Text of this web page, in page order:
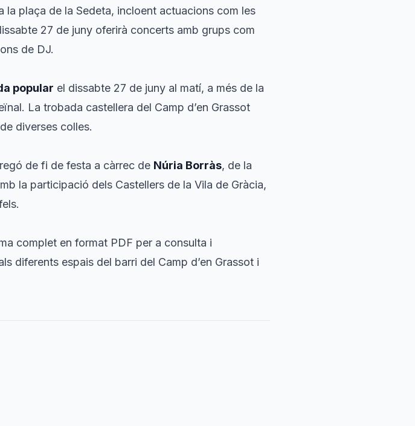
plaça de la Sedeta, incloent actuacions com les
27 de juny oferirà concerts amb grups com
de DJ.
popular el dissabte 27 de juny al matí, a més de la
La trobada castellera del Camp d’en Grassot
diverses colles.
de fi de festa a càrrec de Núria Borràs, de la
la participació dels Castellers de la Vila de Gràcia,
complet en format PDF per a consulta i
diferents espais del barri del Camp d’en Grassot i